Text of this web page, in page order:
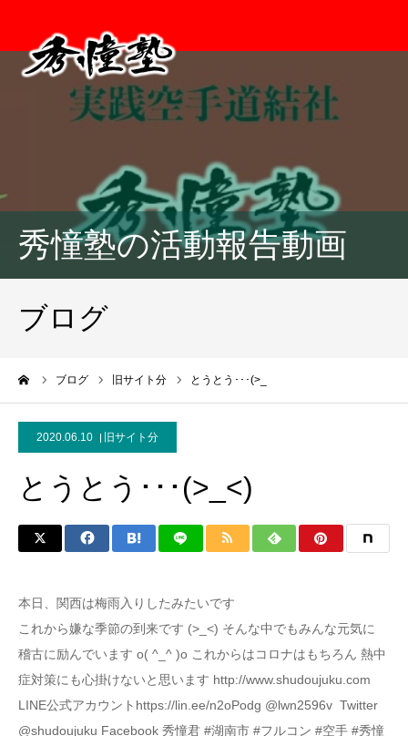
秀憧塾の活動報告動画
ブログ
ブログ 旧サイト分 とうとう･･･(>_
2020.06.10 旧サイト分
とうとう･･･(>_<)
本日、関西は梅雨入りしたみたいです
これから嫌な季節の到来です (>_<) そんな中でもみんな元気に
稽古に励んでいます o( ^_^ )o これからはコロナはもちろん 熱中
症対策にも心掛けないと思います http://www.shudoujuku.com
LINE公式アカウントhttps://lin.ee/n2oPodg @lwn2596v Twitter
@shudoujuku Facebook 秀憧君 #湖南市 #フルコン #空手 #秀憧